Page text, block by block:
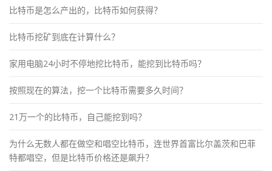
比特币是怎么产出的，比特币如何获得？
比特币挖矿到底在计算什么？
家用电脑24小时不停地挖比特币，能挖到比特币吗？
按照现在的算法，挖一个比特币需要多久时间？
21万一个的比特币，自己能挖到吗？
为什么无数人都在做空和唱空比特币，连世界首富比尔盖茨和巴菲
特都唱空，但是比特币价格还是飙升？